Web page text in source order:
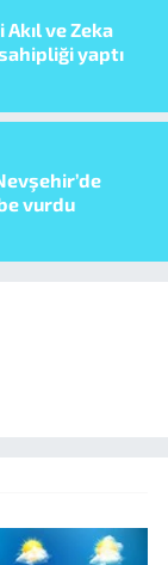
ve Zeka
yaptı
vurdu